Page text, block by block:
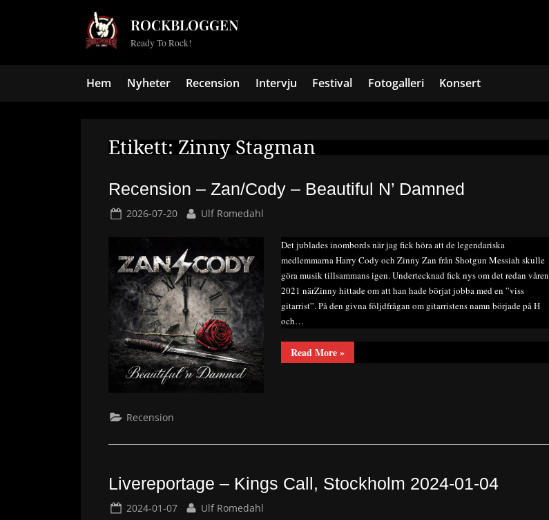
ROCKBLOGGEN
Ready To Rock!
Hem Nyheter Recension Intervju Festival Fotogalleri Konsert
Etikett: Zinny Stagman
Recension – Zan/Cody – Beautiful N’ Damned
Posted
2026-07-20 By
Ulf Romedahl
Det jublades inombords när jag fick höra att de legendariska
medlemmarna Harry Cody och Zinny Zan från Shotgun Messiah skulle
göra musik tillsammans igen. Undertecknad fick nys om det redan våren
2021 närZinny hittade om att han hade börjat jobba med en ”viss
gitarrist”. På den givna följdfrågan om gitarristens namn började på H
och…
Read More“Recension
–
»
Recension
Livereportage – Kings Call, Stockholm 2024-01-04
Posted
2024-01-07 By
Ulf Romedahl